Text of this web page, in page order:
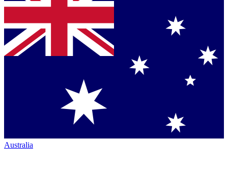
Australia